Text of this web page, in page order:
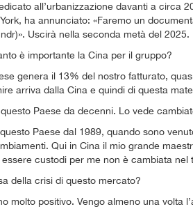
all’urbanizzazione davanti a circa
ha annunciato: «Faremo un
Uscirà nella seconda metà del 2025.
è importante la Cina per il gruppo?
genera il 13% del nostro fatturato,
arriva dalla Cina e quindi di questa
Paese da decenni. Lo vede
Paese dal 1989, quando sono
Qui in Cina il mio grande
custodi per me non è cambiata
della crisi di questo mercato?
molto positivo. Vengo almeno una volta